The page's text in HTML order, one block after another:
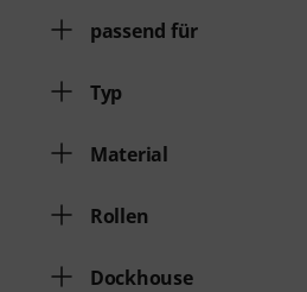
passend für
Typ
Material
Rollen
Dockhouse